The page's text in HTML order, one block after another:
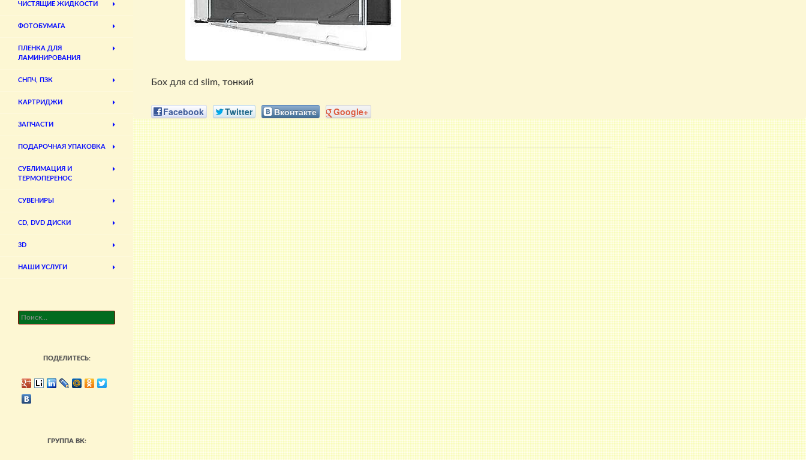
Бох для cd slim, тонкий
Facebook Twitter Вконтакте Google+
ЧИСТЯЩИЕ ЖИДКОСТИ
ФОТОБУМАГА
ПЛЕНКА ДЛЯ
ЛАМИНИРОВАНИЯ
СНПЧ, ПЗК
КАРТРИДЖИ
ЗАПЧАСТИ
ПОДАРОЧНАЯ УПАКОВКА
СУБЛИМАЦИЯ И
ТЕРМОПЕРЕНОС
СУВЕНИРЫ
CD, DVD ДИСКИ
3D
НАШИ УСЛУГИ
Найти:
ПОДЕЛИТЕСЬ:
ГРУППА ВК: